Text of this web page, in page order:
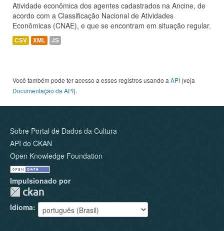
Atividade econômica dos agentes cadastrados na Ancine, de
acordo com a Classificação Nacional de Atividades
Econômicas (CNAE), e que se encontram em situação regular.
CSV XML JS
Você também pode ter acesso a esses registros usando a API (veja
Documentação da API).
Sobre Portal de Dados da Cultura
API do CKAN
Open Knowledge Foundation
Impulsionado por
Idioma